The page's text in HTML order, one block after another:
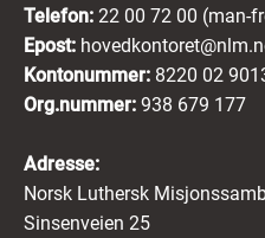
Telefon: 22 00 72 00 (man-
Epost:
Kontonummer: 8220 02
Org.nummer: 938 679 177
Adresse:
Norsk Luthersk
Sinsenveien 25